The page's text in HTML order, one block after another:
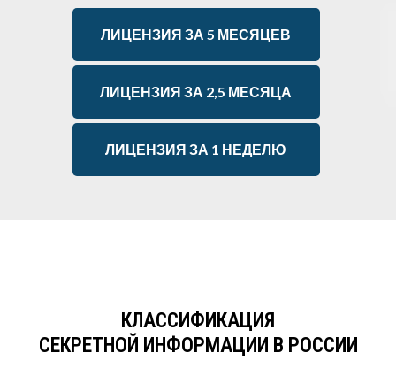
ЛИЦЕНЗИЯ ЗА 5 МЕСЯЦЕВ
ЛИЦЕНЗИЯ ЗА 2,5 МЕСЯЦА
ЛИЦЕНЗИЯ ЗА 1 НЕДЕЛЮ
КЛАССИФИКАЦИЯ
СЕКРЕТНОЙ ИНФОРМАЦИИ В РОССИИ